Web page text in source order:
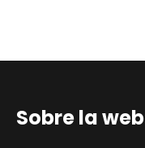
Sobre la web